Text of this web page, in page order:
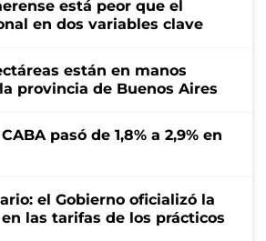
está peor que el
en dos variables clave
están en manos
provincia de Buenos Aires
pasó de 1,8% a 2,9% en
el Gobierno oficializó la
las tarifas de los prácticos